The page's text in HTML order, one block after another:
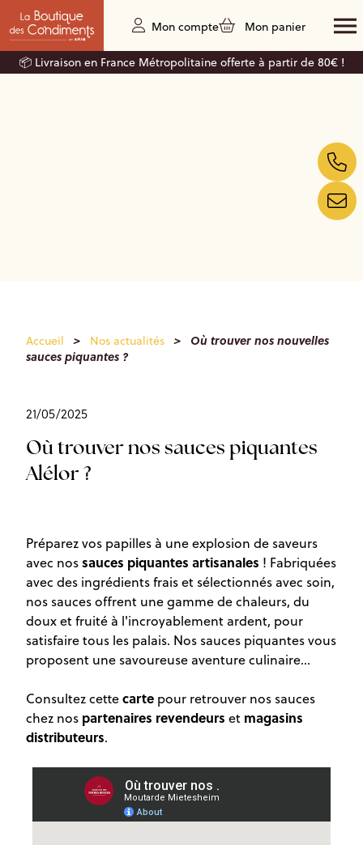
Mon compte Mon panier
📦 Livraison en France Métropolitaine offerte à partir de 80€ !
Accueil > Nos actualités >
Où trouver nos nouvelles
sauces piquantes ?
21/05/2025
Où trouver nos sauces piquantes
Alélor ?
Préparez vos papilles à une explosion de saveurs
avec nossauces piquantes artisanales ! Fabriquées
avec des ingrédients frais et sélectionnés avec soin,
nos sauces offrent une gamme de chaleurs, du
doux et fruité à l'incroyablement ardent, pour
satisfaire tous les palais. Nos sauces piquantes vous
proposent une savoureuse aventure culinaire...
Consultez cettecarte pour retrouver nos sauces
chez nos partenaires revendeurs et magasins
distributeurs.